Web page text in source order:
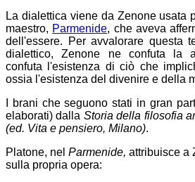
La dialettica viene da Zenone usata
maestro, Parmenide, che aveva
dell'essere. Per avvalorare questa
dialettico, Zenone ne confuta la
confuta l'esistenza di ciò che
ossia l'esistenza del divenire e della
I brani che seguono stati in gran
elaborati) dalla Storia della filosofia
(ed. Vita e pensiero, Milano).
Platone, nel Parmenide, attribuisce a
sulla propria opera: